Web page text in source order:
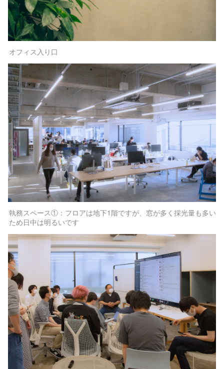
オフィス入り口
執務スペース①：フロアは地下1階ですが、窓が多く採光量も多い
ため日中は明るいです